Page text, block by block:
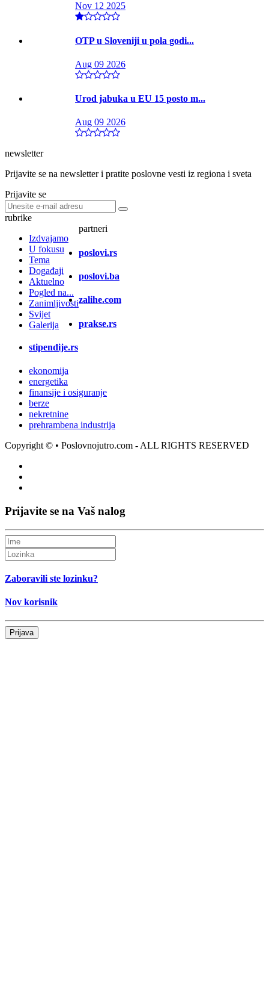
Nov 12 2025
OTP u Sloveniji u pola godi...
Aug 09 2026
Urod jabuka u EU 15 posto m...
Aug 09 2026
newsletter
Prijavite se na newsletter i pratite poslovne vesti iz regiona i sveta
Prijavite se
rubrike
Izdvajamo
U fokusu
Tema
Događaji
Aktuelno
Pogled na...
Zanimljivosti
Svijet
Galerija
partneri
poslovi.rs
poslovi.ba
zalihe.com
prakse.rs
stipendije.rs
ekonomija
energetika
finansije i osiguranje
berze
nekretnine
prehrambena industrija
Copyright © • Poslovnojutro.com - ALL RIGHTS RESERVED
Prijavite se na Vaš nalog
Zaboravili ste lozinku?
Nov korisnik